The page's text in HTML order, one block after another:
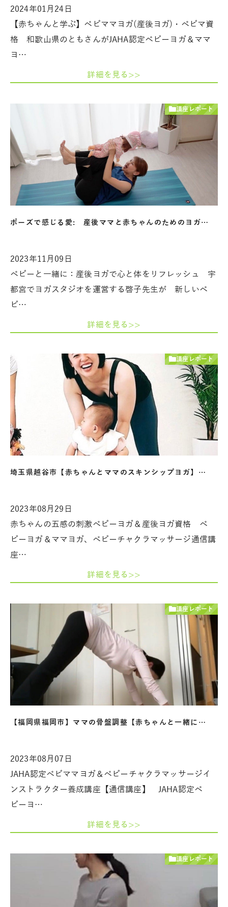
2024年01月24日
【赤ちゃんと学ぶ】ベビママヨガ(産後ヨガ)・ベビマ資
格 和歌山県のともさんがJAHA認定ベビーヨガ＆ママ
ヨ…
詳細を見る>>
講座レポート
ポーズで感じる愛: 産後ママと赤ちゃんのためのヨガ…
2023年11月09日
ベビーと一緒に：産後ヨガで心と体をリフレッシュ 宇
都宮でヨガスタジオを運営する啓子先生が 新しいベ
ビ…
詳細を見る>>
講座レポート
埼玉県越谷市【赤ちゃんとママのスキンシップヨガ】…
2023年08月29日
赤ちゃんの五感の刺激ベビーヨガ＆産後ヨガ資格 ベ
ビーヨガ＆ママヨガ、ベビーチャクラマッサージ通信講
座…
詳細を見る>>
講座レポート
【福岡県福岡市】ママの骨盤調整【赤ちゃんと一緒に…
2023年08月07日
JAHA認定ベビママヨガ＆ベビーチャクラマッサージイ
ンストラクター養成講座【通信講座】 JAHA認定ベ
ビーヨ…
詳細を見る>>
講座レポート